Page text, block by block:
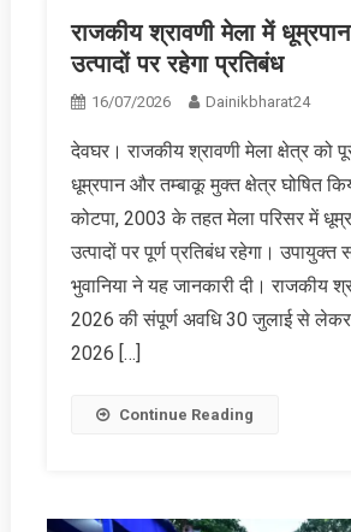
राजकीय श्रावणी मेला में
उत्पादों पर रहेगा प्रतिबंध
16/07/2026 Dainikbharat24
देवघर। राजकीय श्रावणी मेला क्षेत्र को
धूम्रपान और तम्बाकू मुक्त क्षेत्र घोषित
कोटपा, 2003 के तहत मेला परिसर में
उत्पादों पर पूर्ण प्रतिबंध रहेगा। उपायुक्त
भुवानिया ने यह जानकारी दी। राजकीय
2026 की संपूर्ण अवधि 30 जुलाई से
2026 […]
Continue Reading